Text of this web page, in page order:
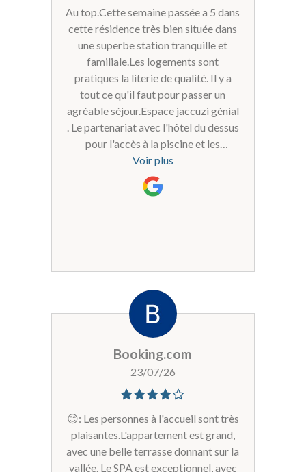
Au top.Cette semaine passée a 5 dans
cette résidence très bien située dans
une superbe station tranquille et
familiale.Les logements sont
pratiques la literie de qualité. Il y a
tout ce qu'il faut pour passer un
agréable séjour.Espace jaccuzi génial
. Le partenariat avec l'hôtel du dessus
pour l'accès à la piscine et les
activités ainsi que la salle de sport
c'est parfait.Très bon accueil
personnel souriant et à
Voir plus
Booking.com
23/07/26
😊: Les personnes à l'accueil sont très
plaisantes.L'appartement est grand,
avec une belle terrasse donnant sur la
vallée. Le SPA est exceptionnel, avec